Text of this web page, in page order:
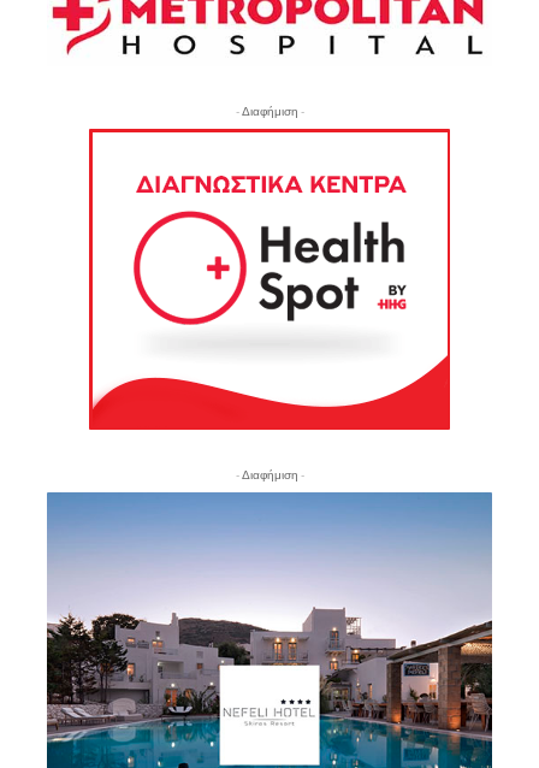
- Διαφήμιση -
- Διαφήμιση -